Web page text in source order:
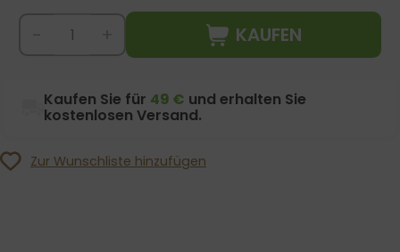
KAUFEN
Kaufen Sie für 49 € und erhalten Sie
kostenlosen Versand.
Zur Wunschliste hinzufügen